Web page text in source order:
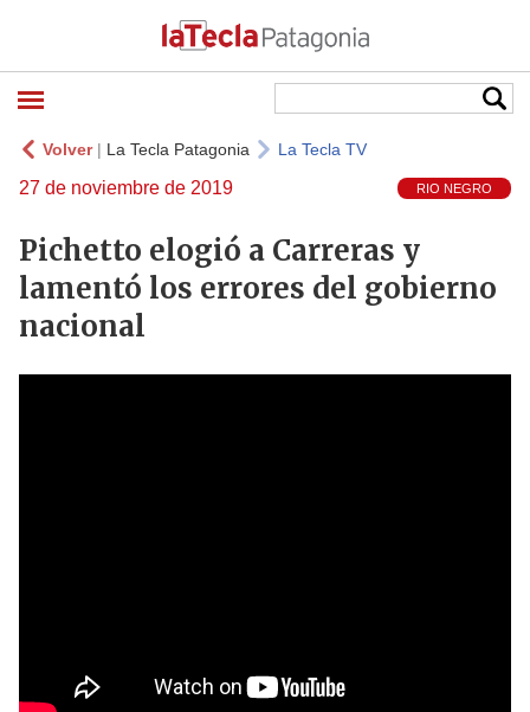
Volver| La Tecla Patagonia La Tecla TV
27 de noviembre de 2019 RIO NEGRO
Pichetto elogió a Carreras y
lamentó los errores del gobierno
nacional